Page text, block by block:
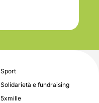
Sport
Solidarietà e fundraising
5xmille